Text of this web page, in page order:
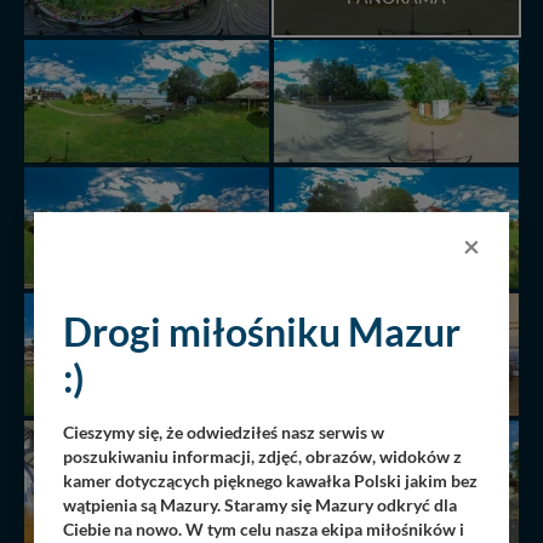
×
Drogi miłośniku Mazur
:)
Cieszymy się, że odwiedziłeś nasz serwis w
poszukiwaniu informacji, zdjęć, obrazów, widoków z
kamer dotyczących pięknego kawałka Polski jakim bez
wątpienia są Mazury. Staramy się Mazury odkryć dla
Ciebie na nowo. W tym celu nasza ekipa miłośników i